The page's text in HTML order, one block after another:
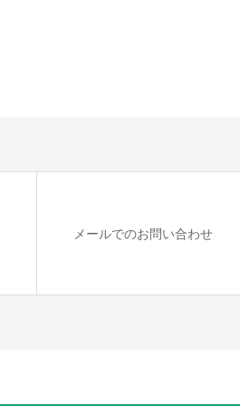
メールでのお問い合わせ